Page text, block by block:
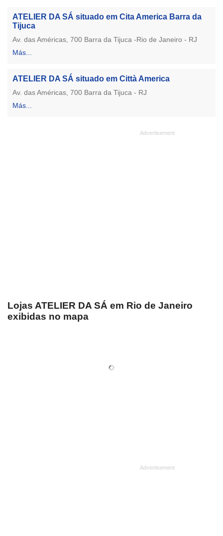
ATELIER DA SÁ situado em Cita America Barra da
Tijuca
Av. das Américas, 700 Barra da Tijuca -Rio de Janeiro - RJ
Más...
ATELIER DA SÁ situado em Città America
Av. das Américas, 700 Barra da Tijuca - RJ
Más...
Lojas ATELIER DA SÁ em Rio de Janeiro
exibidas no mapa